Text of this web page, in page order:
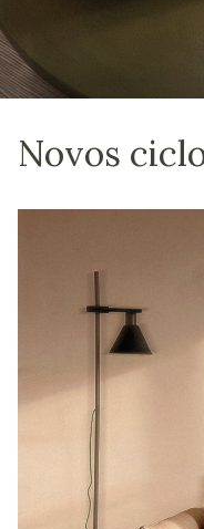
Novos